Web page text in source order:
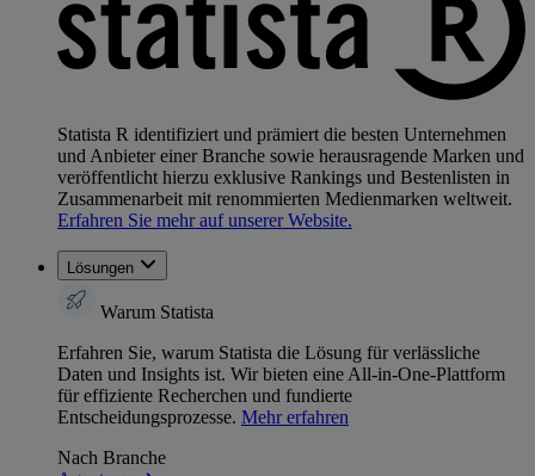
Statista R identifiziert und prämiert die besten Unternehmen
und Anbieter einer Branche sowie herausragende Marken und
veröffentlicht hierzu exklusive Rankings und Bestenlisten in
Zusammenarbeit mit renommierten Medienmarken weltweit.
Erfahren Sie mehr auf unserer Website.
Lösungen
Warum Statista
Erfahren Sie, warum Statista die Lösung für verlässliche
Daten und Insights ist. Wir bieten eine All-in-One-Plattform
für effiziente Recherchen und fundierte
Entscheidungsprozesse. Mehr erfahren
Nach Branche